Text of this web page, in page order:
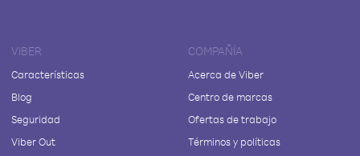
VIBER
Características
Blog
Seguridad
Viber Out
COMPAÑÍA
Acerca de Viber
Centro de marcas
Ofertas de trabajo
Términos y políticas